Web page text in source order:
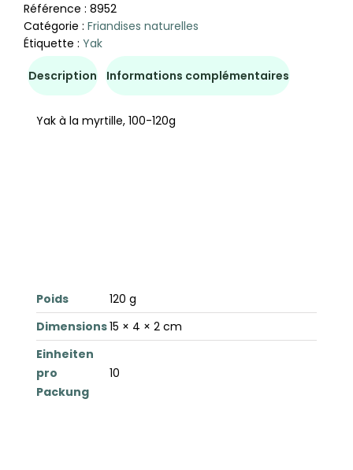
Référence : 8952
Catégorie : Friandises naturelles
Étiquette : Yak
Description Informations complémentaires
Yak à la myrtille, 100-120g
Poids
120 g
Dimensions15 × 4 × 2 cm
Einheiten
pro
Packung
10